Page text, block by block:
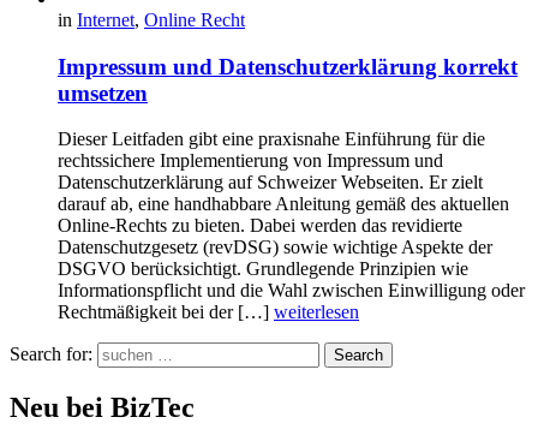
in Internet, Online Recht
Impressum und Datenschutzerklärung korrekt
umsetzen
Dieser Leitfaden gibt eine praxisnahe Einführung für die
rechtssichere Implementierung von Impressum und
Datenschutzerklärung auf Schweizer Webseiten. Er zielt
darauf ab, eine handhabbare Anleitung gemäß des aktuellen
Online-Rechts zu bieten. Dabei werden das revidierte
Datenschutzgesetz (revDSG) sowie wichtige Aspekte der
DSGVO berücksichtigt. Grundlegende Prinzipien wie
Informationspflicht und die Wahl zwischen Einwilligung oder
Rechtmäßigkeit bei der […] weiterlesen
Search for: Search
Neu bei BizTec